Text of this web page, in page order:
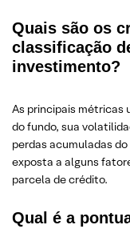
Quais são os
classificação
investimento?
As principais métricas
do fundo, sua
perdas acumuladas
exposta a alguns
parcela de crédito.
Qual é a